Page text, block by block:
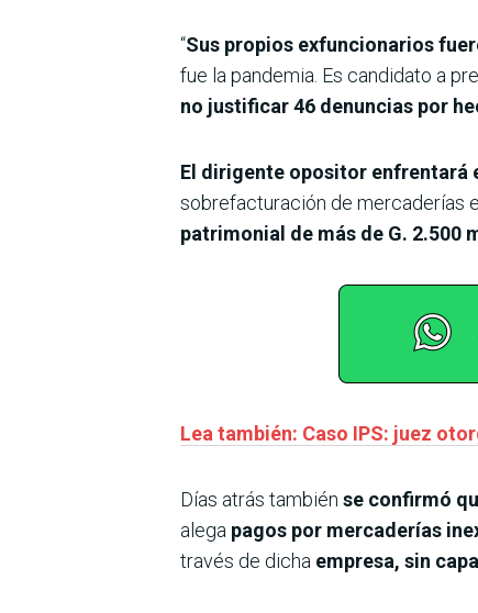
“Sus propios exfuncionarios
fue la pandemia. Es candidato a
no justificar 46 denuncias por
El dirigente opositor enfrentará
sobrefacturación de mercaderías
patrimonial de más de G. 2.500
Lea también: Caso IPS: juez
Días atrás también se confirmó
alega pagos por mercaderías
través de dicha empresa, sin